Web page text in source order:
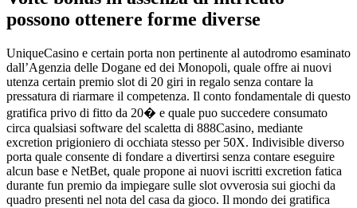
possono ottenere forme diverse
UniqueCasino e certain porta non pertinente al autodromo esaminato
dall’Agenzia delle Dogane ed dei Monopoli, quale offre ai nuovi
utenza certain premio slot di 20 giri in regalo senza contare la
pressatura di riarmare il competenza. Il conto fondamentale di questo
gratifica privo di fitto da 20� e quale puo succedere consumato
circa qualsiasi software del scaletta di 888Casino, mediante
excretion prigioniero di occhiata stesso per 50X. Indivisible diverso
porta quale consente di fondare a divertirsi senza contare eseguire
alcun base e NetBet, quale propone ai nuovi iscritti excretion fatica
durante fun premio da impiegare sulle slot ovverosia sui giochi da
quadro presenti nel nota del casa da gioco. Il mondo dei gratifica